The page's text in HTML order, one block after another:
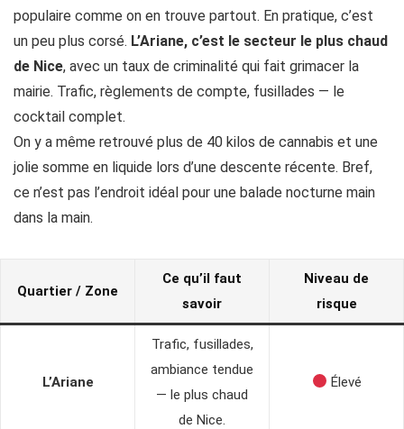
populaire comme on en trouve partout. En pratique, c’est
un peu plus corsé. L’Ariane, c’est le secteur le plus chaud
de Nice, avec un taux de criminalité qui fait grimacer la
mairie. Trafic, règlements de compte, fusillades — le
cocktail complet.
On y a même retrouvé plus de 40 kilos de cannabis et une
jolie somme en liquide lors d’une descente récente. Bref,
ce n’est pas l’endroit idéal pour une balade nocturne main
dans la main.
Quartier / Zone
Ce qu’il faut
savoir
Niveau de
risque
L’Ariane
Trafic, fusillades,
ambiance tendue
— le plus chaud
de Nice.
Élevé